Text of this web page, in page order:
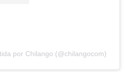
por Chilango (@chilangocom)